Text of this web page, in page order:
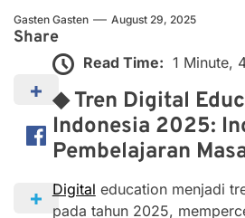
Gasten Gasten August 29, 2025
Share
Read Time: 1 Minute,
◆ Tren Digital
Indonesia 2025:
Pembelajaran
Digital education menjadi
pada tahun 2025,